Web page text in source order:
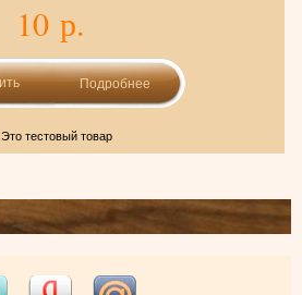
10 р.
Подробнее
Это тестовый товар